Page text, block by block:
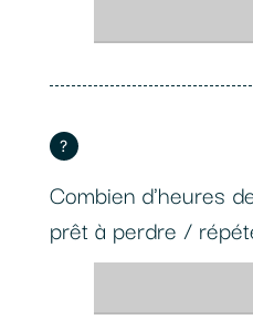
?
Combien d'heures
prêt à perdre /